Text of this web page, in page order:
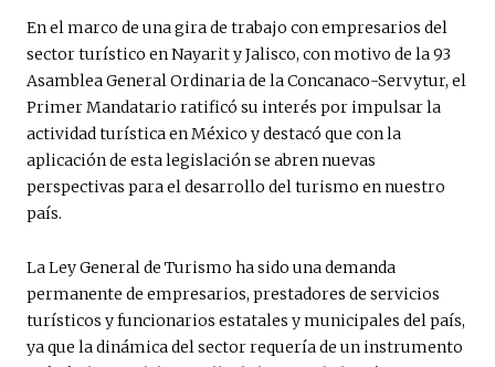
En el marco de una gira de trabajo con empresarios del
sector turístico en Nayarit y Jalisco, con motivo de la 93
Asamblea General Ordinaria de la Concanaco-Servytur, el
Primer Mandatario ratificó su interés por impulsar la
actividad turística en México y destacó que con la
aplicación de esta legislación se abren nuevas
perspectivas para el desarrollo del turismo en nuestro
país.
La Ley General de Turismo ha sido una demanda
permanente de empresarios, prestadores de servicios
turísticos y funcionarios estatales y municipales del país,
ya que la dinámica del sector requería de un instrumento